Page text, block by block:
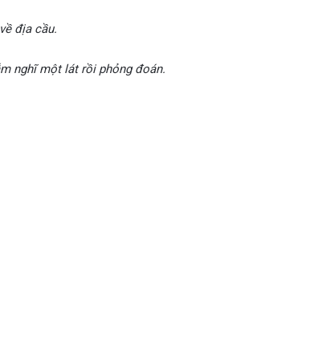
địa cầu.
nghĩ một lát rồi phỏng đoán.